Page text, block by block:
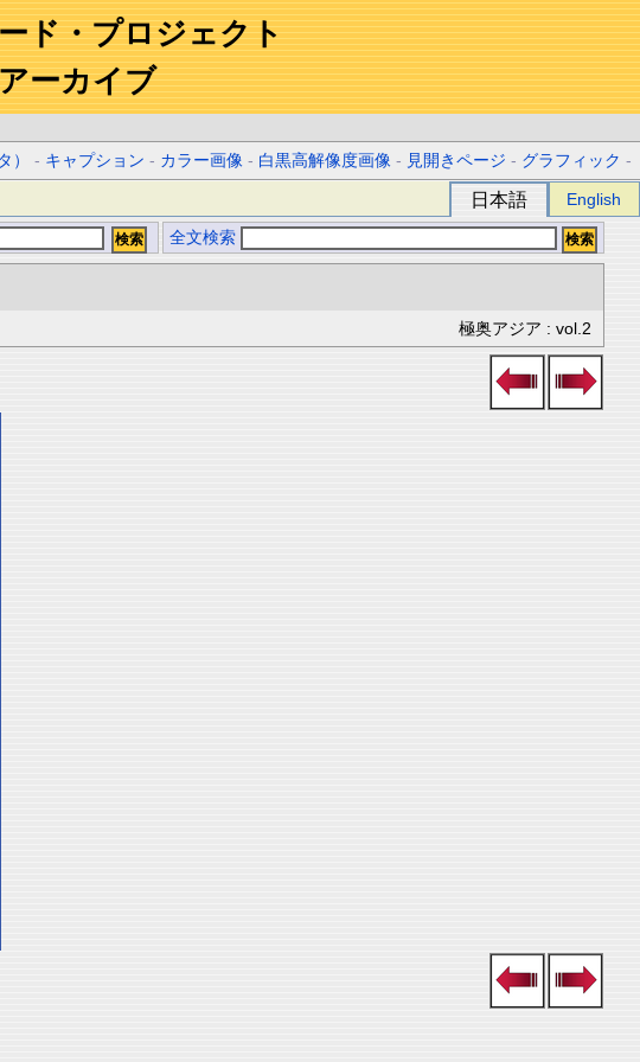
ド・プロジェクト
ーカイブ
） - キャプション - カラー画像 - 白黒高解像度画像 - 見開きページ - グラフィック -
日本語 English
全文検索
極奥アジア : vol.2